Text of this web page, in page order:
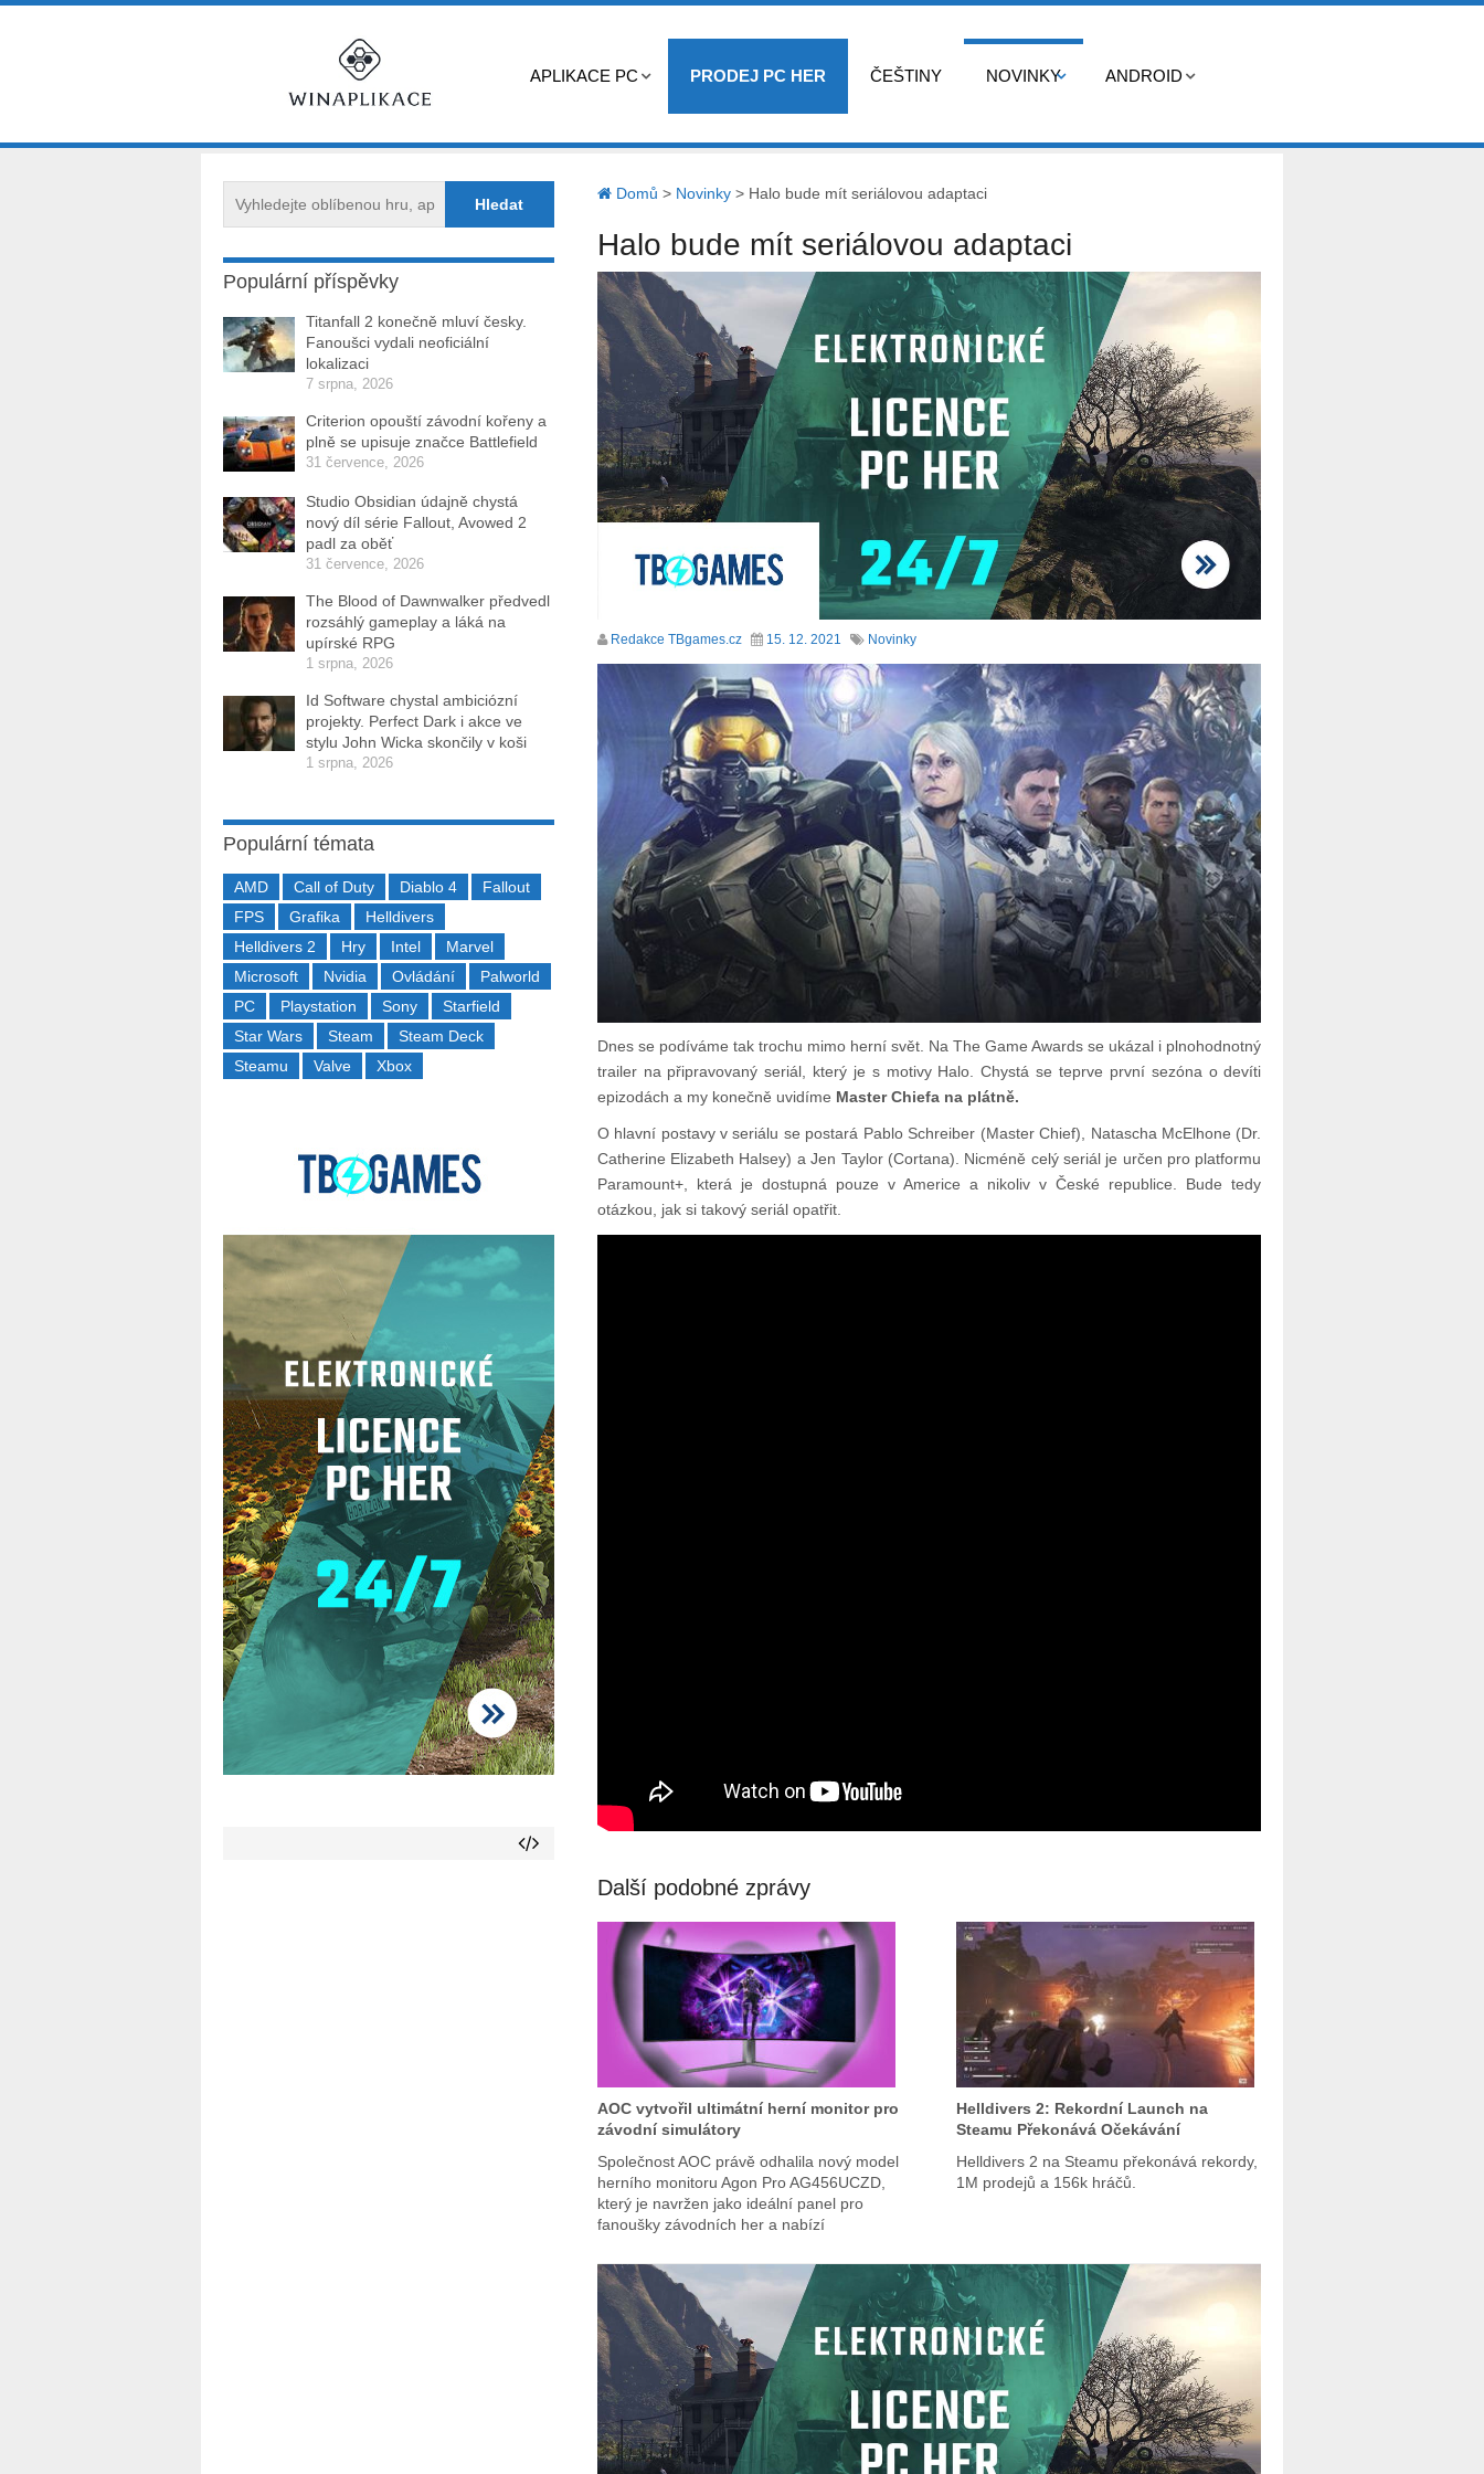
APLIKACE PC PRODEJ PC HER ČEŠTINY NOVINKY ANDROID
Domů > Novinky> Halo bude mít seriálovou adaptaci
Halo bude mít seriálovou adaptaci
Redakce TBgames.cz 15. 12. 2021 Novinky
Dnes se podíváme tak trochu mimo herní svět. Na The Game Awards se ukázal i plnohodnotný
trailer na připravovaný seriál, který je s motivy Halo. Chystá se teprve první sezóna o devíti
epizodách a my konečně uvidíme Master Chiefa na plátně.
O hlavní postavy v seriálu se postará Pablo Schreiber (Master Chief), Natascha McElhone (Dr.
Catherine Elizabeth Halsey) a Jen Taylor (Cortana). Nicméně celý seriál je určen pro platformu
Paramount+, která je dostupná pouze v Americe a nikoliv v České republice. Bude tedy
otázkou, jak si takový seriál opatřit.
Další podobné zprávy
AOC vytvořil ultimátní herní monitor pro
závodní simulátory
Společnost AOC právě odhalila nový model
herního monitoru Agon Pro AG456UCZD,
který je navržen jako ideální panel pro
fanoušky závodních her a nabízí
Helldivers 2: Rekordní Launch na
Steamu Překonává Očekávání
Helldivers 2 na Steamu překonává rekordy,
1M prodejů a 156k hráčů.
Populární příspěvky
Titanfall 2 konečně mluví česky.
Fanoušci vydali neoficiální
lokalizaci
7 srpna, 2026
Criterion opouští závodní kořeny a
plně se upisuje značce Battlefield
31 července, 2026
Studio Obsidian údajně chystá
nový díl série Fallout, Avowed 2
padl za oběť
31 července, 2026
The Blood of Dawnwalker předvedl
rozsáhlý gameplay a láká na
upírské RPG
1 srpna, 2026
Id Software chystal ambiciózní
projekty. Perfect Dark i akce ve
stylu John Wicka skončily v koši
1 srpna, 2026
Populární témata
AMD Call of Duty Diablo 4
Fallout
FPS
Grafika
Helldivers
Helldivers 2
Hry Intel
Marvel
Microsoft
Nvidia Ovládání
Palworld
PC
Playstation Sony
Starfield
Star Wars
Steam
Steam Deck
Steamu
Valve Xbox